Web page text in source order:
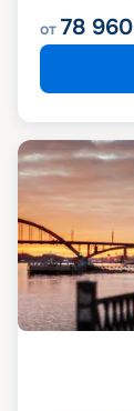
от 78 960